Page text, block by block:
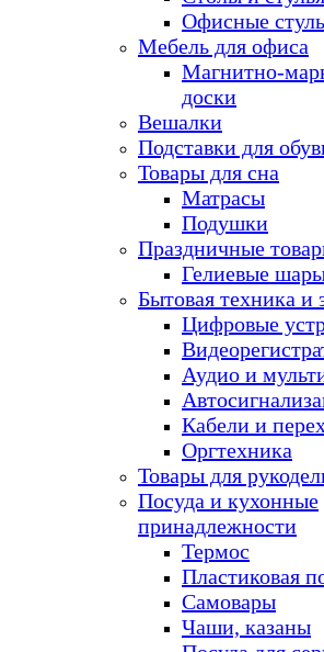
Офисные
Мебель для офиса
Магнитно-
доски
Вешалки
Подставки для
Товары для сна
Матрасы
Подушки
Праздничные
Гелиевые
Бытовая техника и
Цифровые
Аудио и
Кабели и
Оргтехника
Товары для
Посуда и кухонные
принадлежности
Термос
Пластиковая
Самовары
Чаши, казаны